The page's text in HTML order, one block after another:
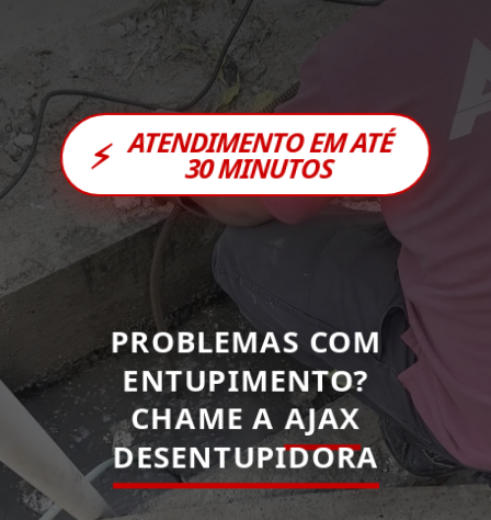
⚡ ATENDIMENTO EM ATÉ
30 MINUTOS
PROBLEMAS COM
ENTUPIMENTO?
CHAME A AJAX
DESENTUPIDORA